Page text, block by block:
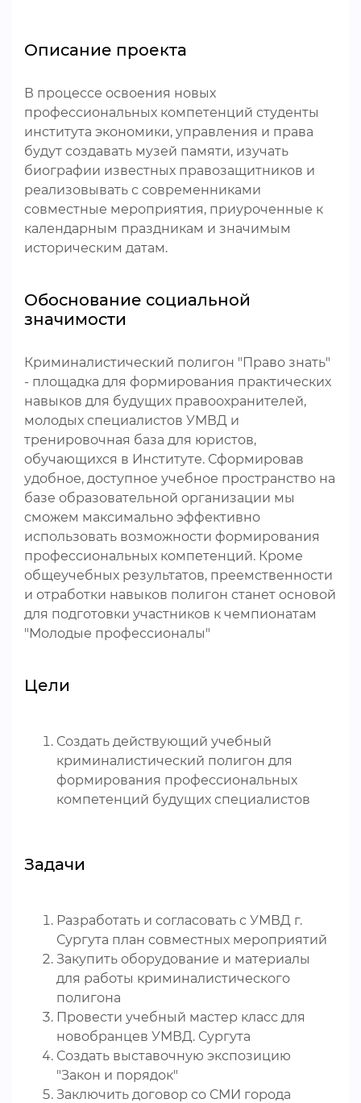
Описание проекта
В процессе освоения новых
профессиональных компетенций студенты
института экономики, управления и права
будут создавать музей памяти, изучать
биографии известных правозащитников и
реализовывать с современниками
совместные мероприятия, приуроченные к
календарным праздникам и значимым
историческим датам.
Обоснование социальной
значимости
Криминалистический полигон "Право знать"
- площадка для формирования практических
навыков для будущих правоохранителей,
молодых специалистов УМВД и
тренировочная база для юристов,
обучающихся в Институте. Сформировав
удобное, доступное учебное пространство на
базе образовательной организации мы
сможем максимально эффективно
использовать возможности формирования
профессиональных компетенций. Кроме
общеучебных результатов, преемственности
и отработки навыков полигон станет основой
для подготовки участников к чемпионатам
"Молодые профессионалы"
Цели
Создать действующий учебный
криминалистический полигон для
формирования профессиональных
компетенций будущих специалистов
Задачи
Разработать и согласовать с УМВД г.
Сургута план совместных мероприятий
Закупить оборудование и материалы
для работы криминалистического
полигона
Провести учебный мастер класс для
новобранцев УМВД. Сургута
Создать выставочную экспозицию
"Закон и порядок"
Заключить договор со СМИ города